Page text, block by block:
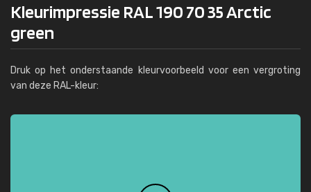
Kleurimpressie RAL 190 70 35 Arctic
green
Druk op het onderstaande kleurvoorbeeld voor een vergroting
van deze RAL-kleur: